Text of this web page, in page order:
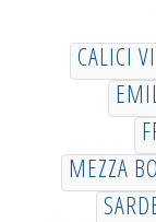
CALICI
MEZZA